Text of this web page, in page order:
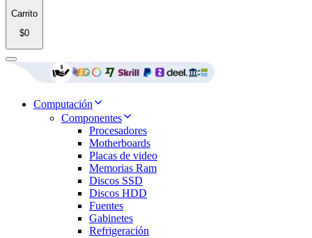
Carrito
$0
Computación
Componentes
Procesadores
Motherboards
Placas de video
Memorias Ram
Discos SSD
Discos HDD
Fuentes
Gabinetes
Refrigeración